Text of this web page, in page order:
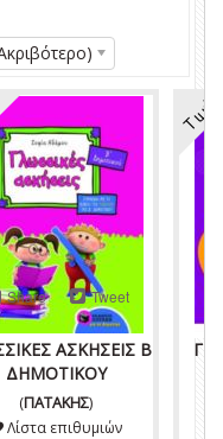
ΑΣΚΗΣΕΙΣ Β΄
ΔΗΜΟΤΙΚΟΥ
(ΠΑΤΑΚΗΣ)
Share Tweet
Λίστα επιθυμιών
Τιμή